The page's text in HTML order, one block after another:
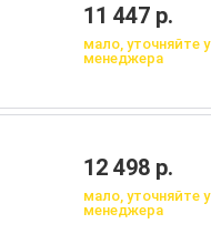
11 447 р.
мало, уточняйте у
менеджера
12 498 р.
мало, уточняйте у
менеджера